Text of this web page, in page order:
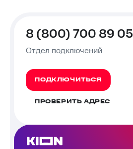
8 (800) 700 89 05
Отдел подключений
ПОДКЛЮЧИТЬСЯ
ПРОВЕРИТЬ АДРЕС